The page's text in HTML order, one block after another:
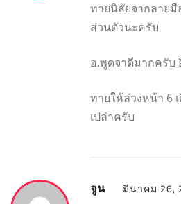
ทายนิสัยจากลายมื
ส่วนตัวนะครับ
อ.พูดจาดีมากครับ
ทายให้ล่วงหน้า 6
เปล่าครับ
จูน มีนาคม 26,